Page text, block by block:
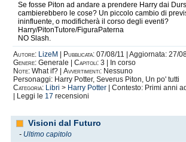
Se fosse Piton ad andare a prendere Harry dai
cambierebbero le cose? Un piccolo cambio di
ininfluente, o modificherà il corso degli eventi?
Harry/PitonTutore/FiguraPaterna
NO Slash.
Autore: LizeM Pubblicata: 07/08/11 | Aggiornata: 27/
Genere: Generale | Capitoli: 3 | In corso
Note: What if? | Avvertimenti: Nessuno
Personaggi: Harry Potter, Severus Piton, Un po' tutti
Categoria: Libri > Harry Potter | Contesto: Primi anni
| Leggi le 17 recensioni
Visioni dal Futuro
- Ultimo capitolo